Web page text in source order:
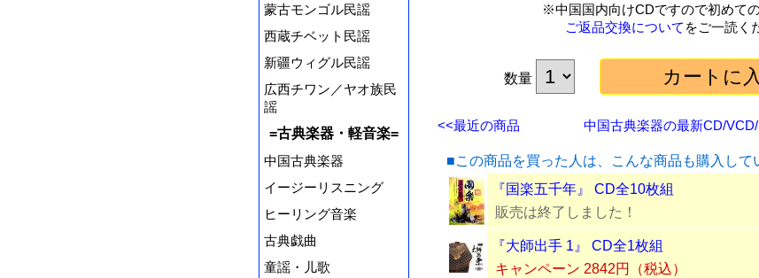
蒙古モンゴル民謡
西蔵チベット民謡
新疆ウィグル民謡
広西チワン／ヤオ族民
謡
=古典楽器・軽音楽=
中国古典楽器
イージーリスニング
ヒーリング音楽
古典戯曲
童謡・儿歌
※中国国内向けCDですので初めて
ご返品交換について をご一読く
数量
<<最近の商品 中国古典楽器の最新CD/
■この商品を買った人は、こんな商品も購入して
『国楽五千年』 CD全10枚組
販売は終了しました！
『大師出手 1』 CD全1枚組
キャンペーン 2842円（税込）